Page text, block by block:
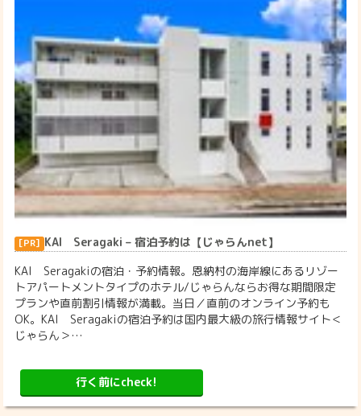
KAI Seragaki – 宿泊予約は【じゃらんnet】
KAI Seragakiの宿泊・予約情報。恩納村の海岸線にあるリゾー
トアパートメントタイプのホテル/じゃらんならお得な期間限定
プランや直前割引情報が満載。当日／直前のオンライン予約も
OK。KAI Seragakiの宿泊予約は国内最大級の旅行情報サイト＜
じゃらん＞…
行く前にcheck!